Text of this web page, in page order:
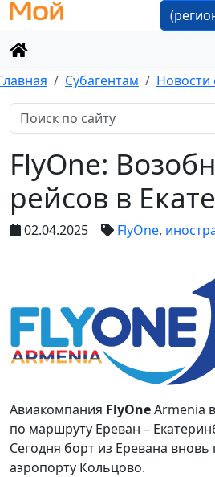
Субагентам Новости
FlyOne:
рейсов в
02.04.2025 FlyOne,
Авиакомпания FlyOneArmenia
по маршруту Ереван –
Сегодня борт из Еревана
аэропорту Кольцово.